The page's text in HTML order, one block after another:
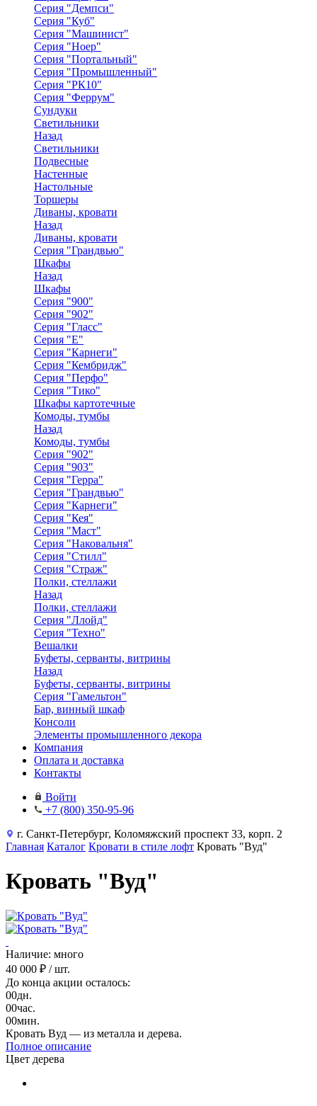
Серия "Демпси"
Серия "Куб"
Серия "Машинист"
Серия "Ноер"
Серия "Портальный"
Серия "Промышленный"
Серия "РК10"
Серия "Феррум"
Сундуки
Светильники
Назад
Светильники
Подвесные
Настенные
Настольные
Торшеры
Диваны, кровати
Назад
Диваны, кровати
Серия "Грандвью"
Шкафы
Назад
Шкафы
Серия "900"
Серия "902"
Серия "Гласс"
Серия "Е"
Серия "Карнеги"
Серия "Кембридж"
Серия "Перфо"
Серия "Тико"
Шкафы картотечные
Комоды, тумбы
Назад
Комоды, тумбы
Серия "902"
Серия "903"
Серия "Герра"
Серия "Грандвью"
Серия "Карнеги"
Серия "Кея"
Серия "Маст"
Серия "Наковальня"
Серия "Стилл"
Серия "Страж"
Полки, стеллажи
Назад
Полки, стеллажи
Серия "Ллойд"
Серия "Техно"
Вешалки
Буфеты, серванты, витрины
Назад
Буфеты, серванты, витрины
Серия "Гамельтон"
Бар, винный шкаф
Консоли
Элементы промышленного декора
Компания
Оплата и доставка
Контакты
Войти
+7 (800) 350-95-96
г. Санкт-Петербург, Коломяжский проспект 33, корп. 2
Главная Каталог Кровати в стиле лофт Кровать "Вуд"
Кровать "Вуд"
Наличие: много
40 000 ₽ / шт.
До конца акции осталось:
00дн.
00час.
00мин.
Кровать Вуд — из металла и дерева.
Полное описание
Цвет дерева